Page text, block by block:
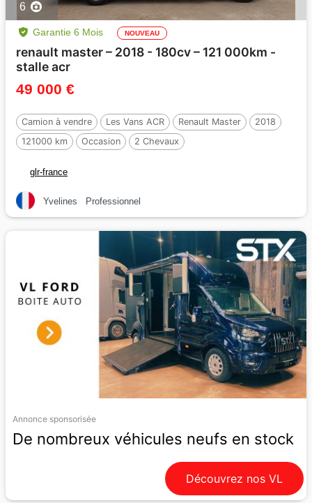
6
Garantie 6 Mois NOUVEAU
renault master – 2018 - 180cv – 121 000km -
stalle acr
49 000 €
Camion à vendre Les Vans ACR Renault Master
2018
121000 km
Occasion 2 Chevaux
glr-france
Yvelines Professionnel
Annonce sponsorisée
De nombreux véhicules neufs en stock
Découvrez nos VL